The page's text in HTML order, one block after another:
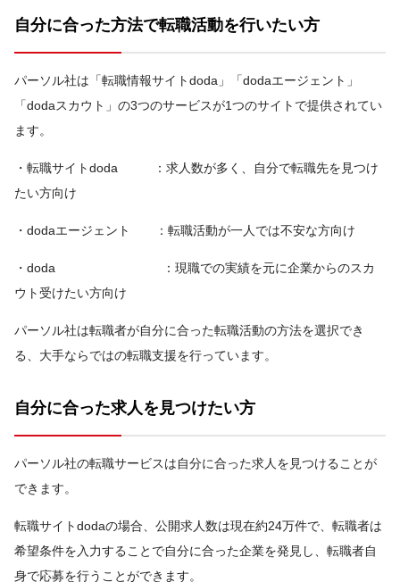
自分に合った方法で転職活動を行いたい方
パーソル社は「転職情報サイトdoda」「dodaエージェント」
「dodaスカウト」の3つのサービスが1つのサイトで提供されてい
ます。
・転職サイトdoda ：求人数が多く、自分で転職先を見つけ
たい方向け
・dodaエージェント ：転職活動が一人では不安な方向け
・doda ：現職での実績を元に企業からのスカ
ウト受けたい方向け
パーソル社は転職者が自分に合った転職活動の方法を選択でき
る、大手ならではの転職支援を行っています。
自分に合った求人を見つけたい方
パーソル社の転職サービスは自分に合った求人を見つけることが
できます。
転職サイトdodaの場合、公開求人数は現在約24万件で、転職者は
希望条件を入力することで自分に合った企業を発見し、転職者自
身で応募を行うことができます。